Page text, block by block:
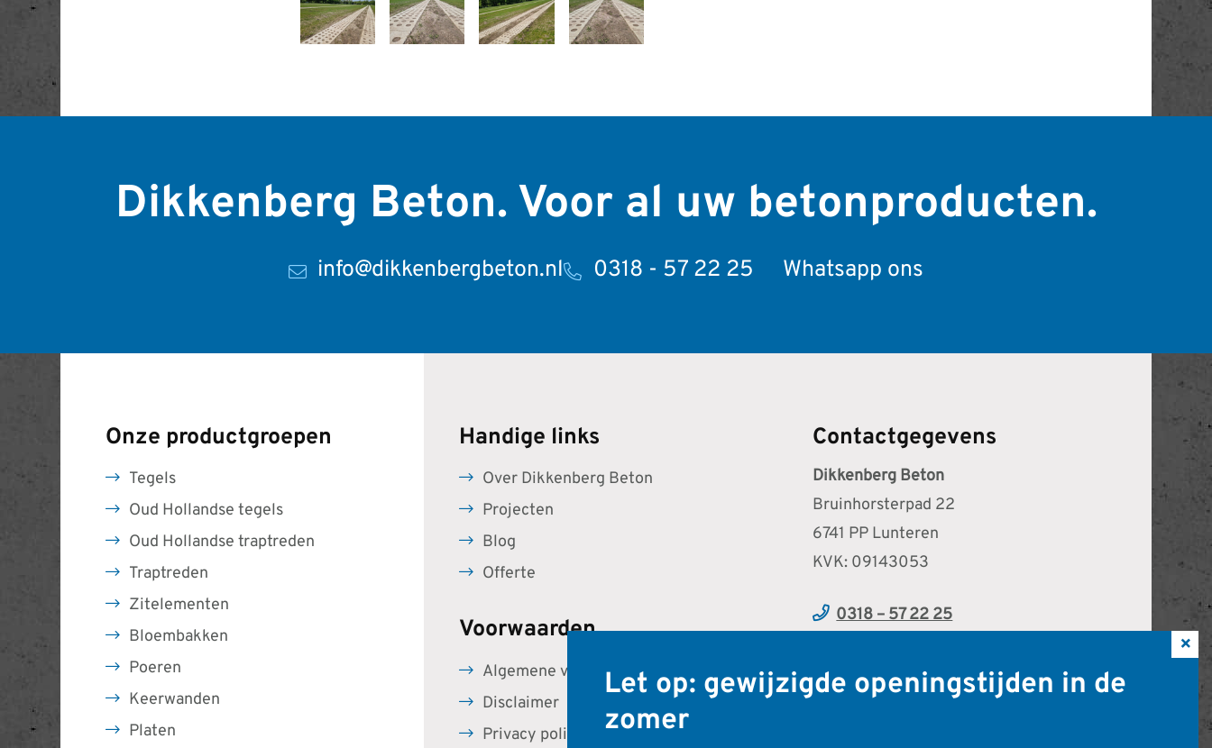
×
Let op: gewijzigde openingstijden in de
zomer
Dikkenberg Beton. Voor al uw betonproducten.
info@dikkenbergbeton.nl 0318 - 57 22 25 Whatsapp ons
Onze productgroepen
Tegels
Oud Hollandse tegels
Oud Hollandse traptreden
Traptreden
Zitelementen
Bloembakken
Poeren
Keerwanden
Platen
Handige links
Over Dikkenberg Beton
Projecten
Blog
Offerte
Voorwaarden
Algemene voorwaarden
Disclaimer
Privacy policy
Contactgegevens
Dikkenberg Beton
Bruinhorsterpad 22
6741 PP Lunteren
KVK: 09143053
0318 – 57 22 25
Of stuur ons een berichtje via WhatsApp